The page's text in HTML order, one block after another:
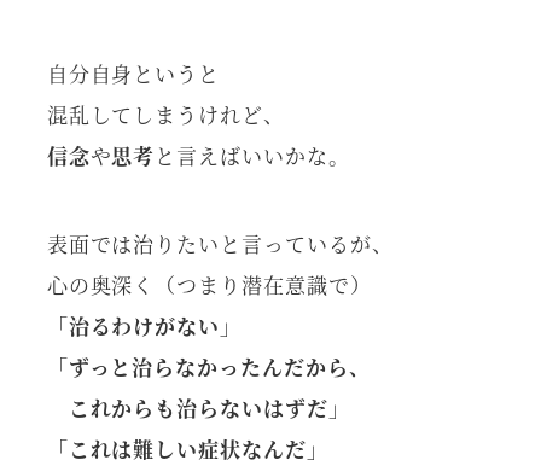
自分自身というと
混乱してしまうけれど、
信念や思考 と言えばいいかな。
表面では治りたいと言っているが、
心の奥深く（つまり潜在意識で）
「治るわけがない」
「ずっと治らなかったんだから、
これからも治らないはずだ」
「これは難しい症状なんだ」